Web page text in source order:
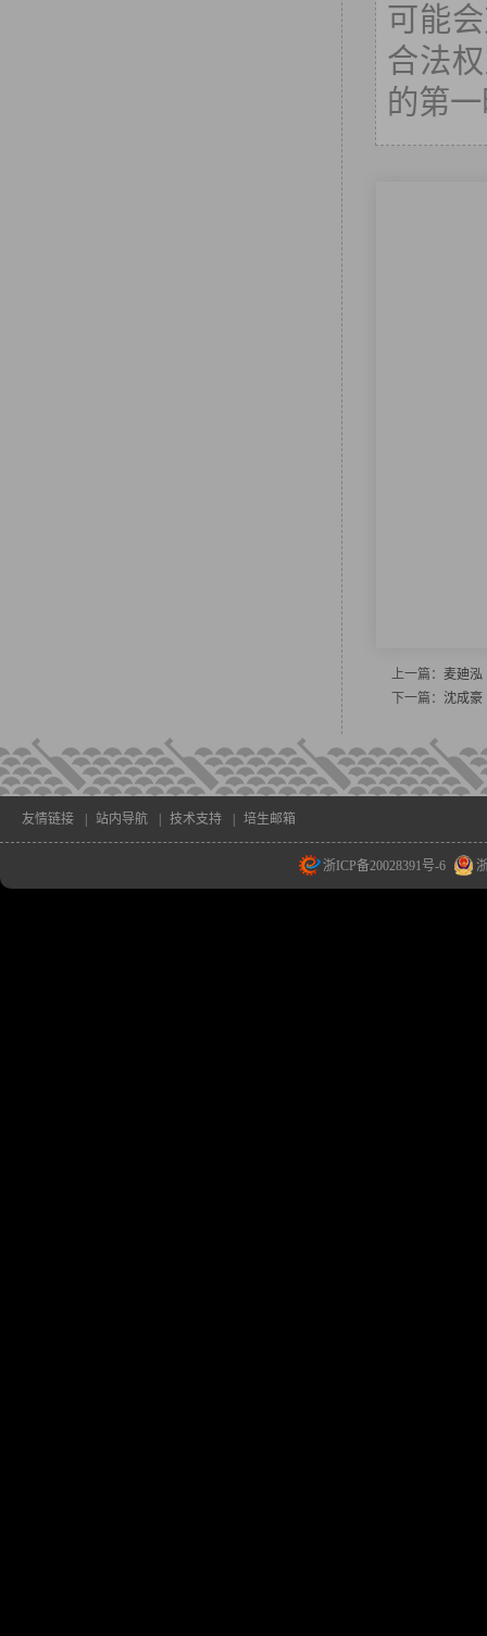
可能
合法
的第
上一篇： 麦廸泓
下一篇： 沈成豪
友情链接 站内导航 技术支持 培生邮箱
浙ICP备20028391号-6